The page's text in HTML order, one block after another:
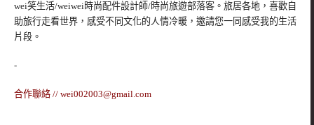
wei笑生活/weiwei時尚配件設計師/時尚旅遊部落客。旅居各地，喜歡自
助旅行走看世界，感受不同文化的人情冷暖，邀請您一同感受我的生活
片段。
-
合作聯絡 // wei002003@gmail.com